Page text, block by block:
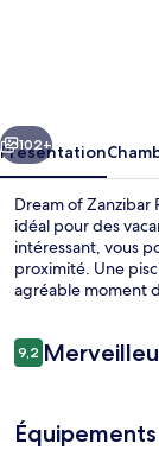
&
Spa
Premium
All
Suivant
102+
Présentation
Dream of Zanzibar
idéal pour des
intéressant, vous
proximité. Une
agréable moment
Cuisine
et une terrasse,
Avis
voyageurs
9,29,2 sur 10